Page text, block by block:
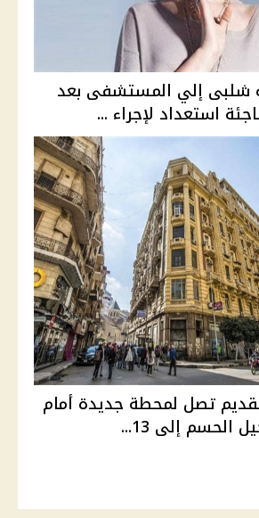
شلبى إلي المستشفى بعد
استعداد لإجراء ...
تصل لمحطة جديدة أمام
الحسم إلى 13...